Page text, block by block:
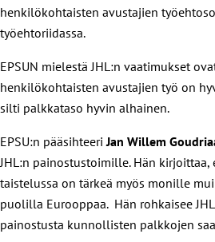
henkilökohtaisten avustajien
työehtoriidassa.
EPSUN mielestä JHL:n vaatimukset
henkilökohtaisten avustajien työ on
silti palkkataso hyvin alhainen.
EPSU:n pääsihteeri Jan Willem
JHL:n painostustoimille. Hän kirjoittaa,
taistelussa on tärkeä myös monille
puolilla Eurooppaa. Hän rohkaisee
painostusta kunnollisten palkkojen